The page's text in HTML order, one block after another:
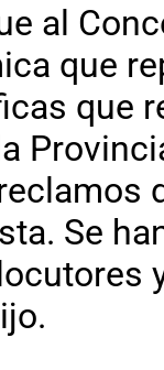
al
que
que
Se